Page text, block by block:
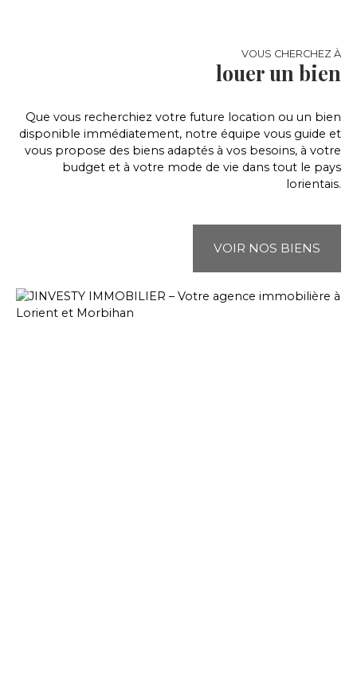
VOUS CHERCHEZ À
louer un bien
Que vous recherchiez votre future location ou un bien
disponible immédiatement, notre équipe vous guide et
vous propose des biens adaptés à vos besoins, à votre
budget et à votre mode de vie dans tout le pays
lorientais.
VOIR NOS BIENS